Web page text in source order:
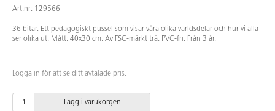
Art.nr: 129566
36 bitar. Ett pedagogiskt pussel som visar våra olika världsdelar och hur vi alla
ser olika ut. Mått: 40x30 cm. Av FSC-märkt trä. PVC-fri. Från 3 år.
Logga in för att se ditt avtalade pris.
Lägg i varukorgen